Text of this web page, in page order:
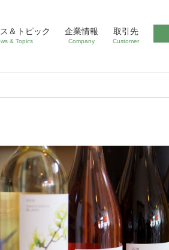
＆トピック
& Topics
企業情報
Company
取引先
Customer